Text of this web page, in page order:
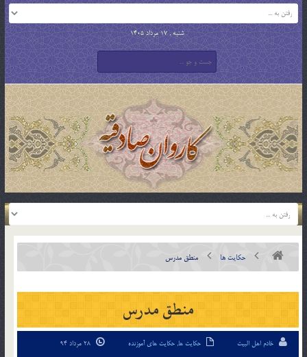
شنبه , 17 مرداد 1405
حکایت ها منطق مدرس
منطق مدرس
خادم اهل البیت حکایت ها, حکایت های آموزنده